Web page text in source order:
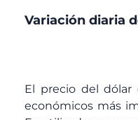
Variación diaria
El precio del dólar
económicos más